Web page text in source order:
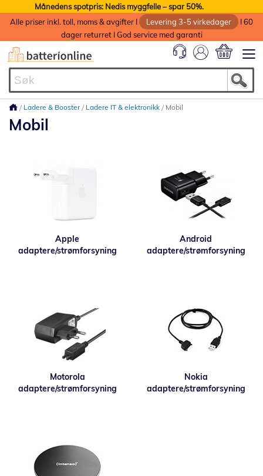
Månedens spotpris: Nedis myggfelle – spar 50%.
Alle priser inkl. toll, moms & avgifter I
Levering 3-5 virkedager
I 60
dager returret I God service med garanti
Ladere & Booster Ladere IT & elektronikk Mobil
Mobil
Apple
adaptere/strømforsyning
Android
adaptere/strømforsyning
Motorola
adaptere/strømforsyning
Nokia
adaptere/strømforsyning